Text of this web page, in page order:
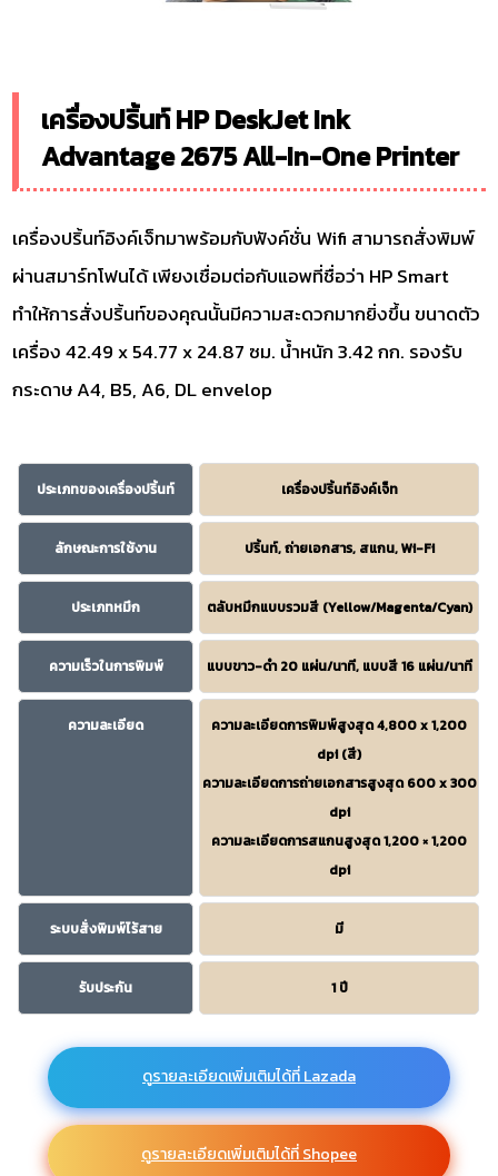
เครื่องปริ้นท์ HP DeskJet Ink
Advantage 2675 All-In-One Printer
เครื่องปริ้นท์อิงค์เจ็ทมาพร้อมกับฟังค์ชั่น Wifi สามารถสั่งพิมพ์
ผ่านสมาร์ทโฟนได้ เพียงเชื่อมต่อกับแอพที่ชื่อว่า HP Smart
ทำให้การสั่งปริ้นท์ของคุณนั้นมีความสะดวกมากยิ่งขึ้น ขนาดตัว
เครื่อง 42.49 x 54.77 x 24.87 ซม. น้ำหนัก 3.42 กก. รองรับ
กระดาษ A4, B5, A6, DL envelop
ประเภทของเครื่องปริ้นท์ เครื่องปริ้นท์อิงค์เจ็ท
ลักษณะการใช้งาน ปริ้นท์, ถ่ายเอกสาร, สแกน, Wi-Fi
ประเภทหมึก ตลับหมึกแบบรวมสี (Yellow/Magenta/Cyan)
ความเร็วในการพิมพ์ แบบขาว-ดำ 20 แผ่น/นาที, แบบสี 16 แผ่น/นาที
ความละเอียด
ความละเอียดการพิมพ์สูงสุด 4,800 x 1,200
dpi (สี)
ความละเอียดการถ่ายเอกสารสูงสุด 600 x 300
dpi
ความละเอียดการสแกนสูงสุด 1,200 × 1,200
dpi
ระบบสั่งพิมพ์ไร้สาย มี
รับประกัน 1 ปี
ดูรายละเอียดเพิ่มเติมได้ที่ Lazada
ดูรายละเอียดเพิ่มเติมได้ที่ Shopee